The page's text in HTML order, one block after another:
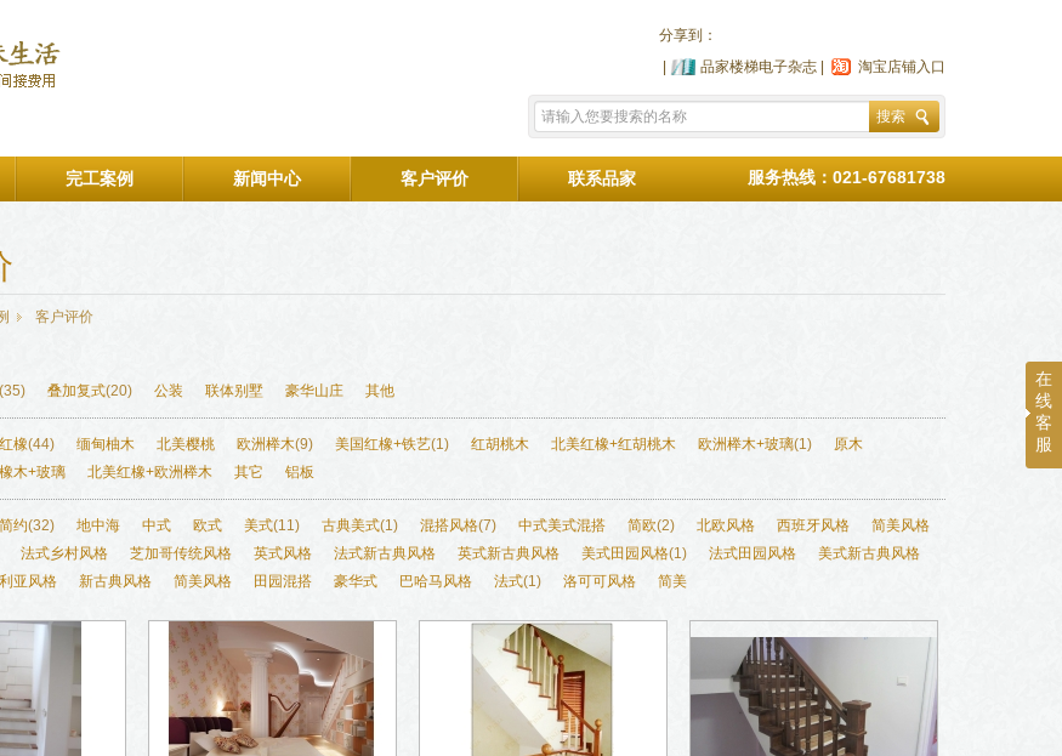
分享到：
品家楼梯电子杂志| 淘宝店铺入口
搜索
完工案例 新闻中心 客户评价 联系品家 服务热线：021-67681738
客户评价
叠加复式(20) 公装 联体别墅 豪华山庄 其他
橡(44) 缅甸柚木 北美樱桃 欧洲榉木(9) 美国红橡+铁艺(1) 红胡桃木 北美红橡+红胡桃木 欧洲榉木+玻璃(1)
原木
木+玻璃
北美红橡+欧洲榉木 其它 铝板
约(32) 地中海 中式 欧式 美式(11) 古典美式(1) 混搭风格(7) 中式美式混搭 简欧(2) 北欧风格 西班牙风格
简美风格
法式乡村风格 芝加哥传统风格 英式风格 法式新古典风格 英式新古典风格 美式田园风格(1) 法式田园风格
美式新古典风格
亚风格
新古典风格 简美风格 田园混搭 豪华式 巴哈马风格 法式(1) 洛可可风格 简美
在
线
客
服